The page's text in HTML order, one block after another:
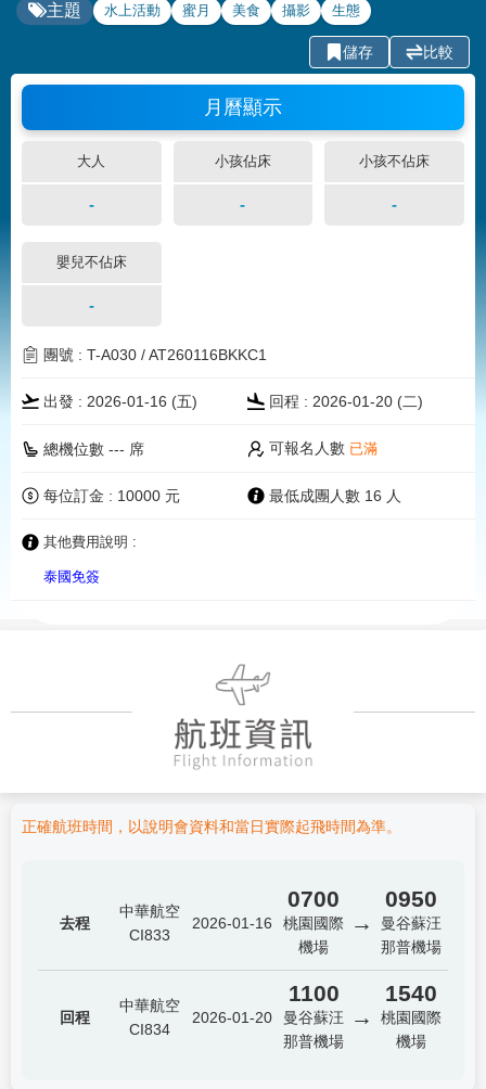
主題 水上活動 蜜月 美食 攝影 生態
儲存 比較
月曆顯示
大人 小孩佔床 小孩不佔床
- - -
嬰兒不佔床
-
團號 : T-A030 / AT260116BKKC1
出發 : 2026-01-16 (五) 回程 : 2026-01-20 (二)
總機位數 --- 席 可報名人數 已滿
每位訂金 : 10000 元 最低成團人數 16 人
其他費用說明 :
泰國免簽
正確航班時間，以說明會資料和當日實際起飛時間為準。
去程
中華航空
CI833
2026-01-16
0700
桃園國際
機場
→
0950
曼谷蘇汪
那普機場
回程
中華航空
CI834
2026-01-20
1100
曼谷蘇汪
那普機場
→
1540
桃園國際
機場